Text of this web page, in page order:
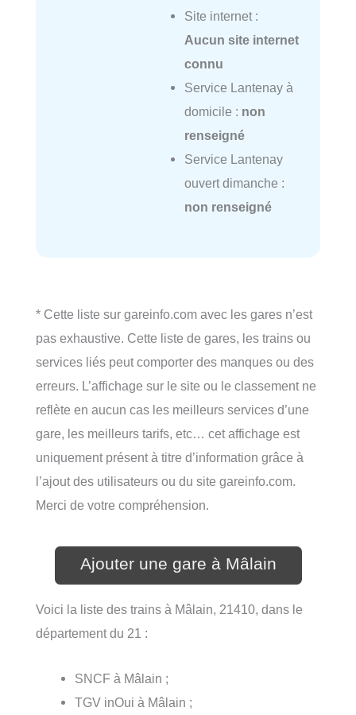
Site internet :
Aucun site internet
connu
Service Lantenay à
domicile : non
renseigné
Service Lantenay
ouvert dimanche :
non renseigné
* Cette liste sur gareinfo.com avec les gares n’est
pas exhaustive. Cette liste de gares, les trains ou
services liés peut comporter des manques ou des
erreurs. L’affichage sur le site ou le classement ne
reflète en aucun cas les meilleurs services d’une
gare, les meilleurs tarifs, etc… cet affichage est
uniquement présent à titre d’information grâce à
l’ajout des utilisateurs ou du site gareinfo.com.
Merci de votre compréhension.
Ajouter une gare à Mâlain
Voici la liste des trains à Mâlain, 21410, dans le
département du 21 :
SNCF à Mâlain ;
TGV inOui à Mâlain ;